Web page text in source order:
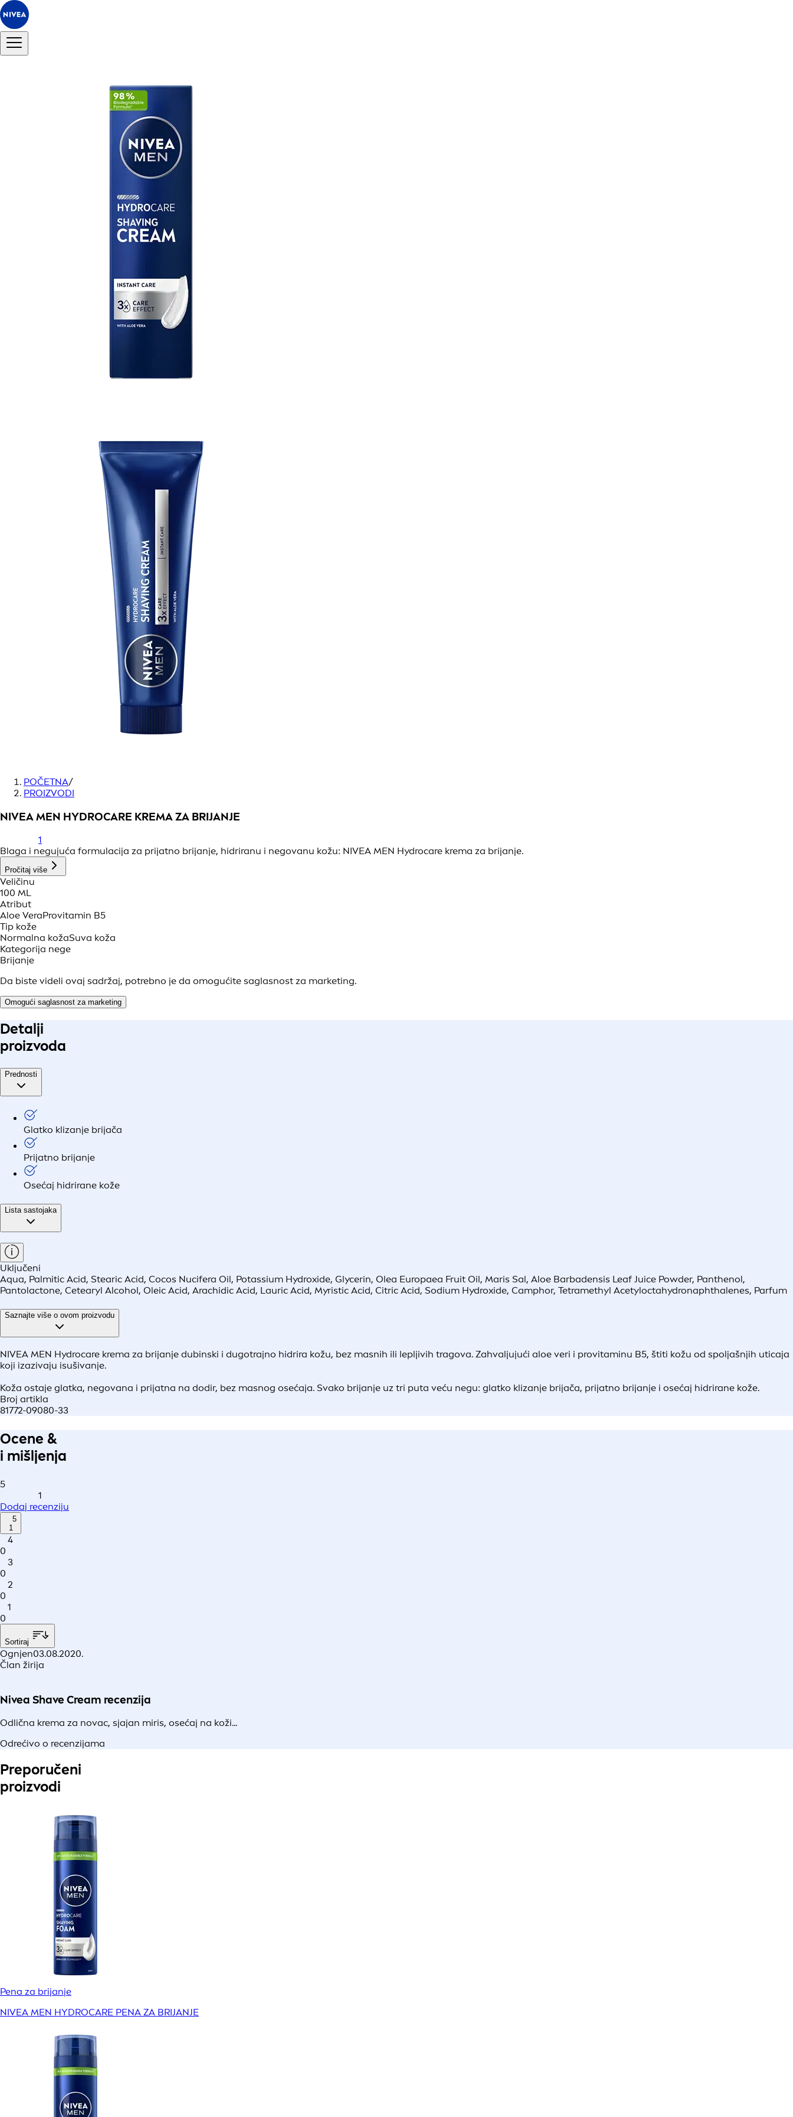
POČETNA/
PROIZVODI
NIVEA MEN HYDROCARE KREMA ZA BRIJANJE
1
Blaga i negujuća formulacija za prijatno brijanje, hidriranu i negovanu kožu: NIVEA MEN Hydrocare krema za brijanje.
Pročitaj više
Veličinu
100 ML
Atribut
Aloe VeraProvitamin B5
Tip kože
Normalna kožaSuva koža
Kategorija nege
Brijanje
Da biste videli ovaj sadržaj, potrebno je da omogućite saglasnost za marketing.
Omogući saglasnost za marketing
Detalji
proizvoda
Prednosti
Glatko klizanje brijača
Prijatno brijanje
Osećaj hidrirane kože
Lista sastojaka
Uključeni
Aqua, Palmitic Acid, Stearic Acid, Cocos Nucifera Oil, Potassium Hydroxide, Glycerin, Olea Europaea Fruit Oil, Maris Sal, Aloe Barbadensis Leaf Juice Powder, Panthenol,
Pantolactone, Cetearyl Alcohol, Oleic Acid, Arachidic Acid, Lauric Acid, Myristic Acid, Citric Acid, Sodium Hydroxide, Camphor, Tetramethyl Acetyloctahydronaphthalenes, Parfum
Saznajte više o ovom proizvodu
NIVEA MEN Hydrocare krema za brijanje dubinski i dugotrajno hidrira kožu, bez masnih ili lepljivih tragova. Zahvaljujući aloe veri i provitaminu B5, štiti kožu od spoljašnjih uticaja
koji izazivaju isušivanje.
Koža ostaje glatka, negovana i prijatna na dodir, bez masnog osećaja. Svako brijanje uz tri puta veću negu: glatko klizanje brijača, prijatno brijanje i osećaj hidrirane kože.
Broj artikla
81772-09080-33
Ocene &
i mišljenja
5
1
Dodaj recenziju
5
1
4
0
3
0
2
0
1
0
Sortiraj
Ognjen03.08.2020.
Član žirija
Nivea Shave Cream recenzija
Odlična krema za novac, sjajan miris, osećaj na koži...
Odrećivo o recenzijama
Preporučeni
proizvodi
Pena za brijanje
NIVEA MEN HYDROCARE PENA ZA BRIJANJE